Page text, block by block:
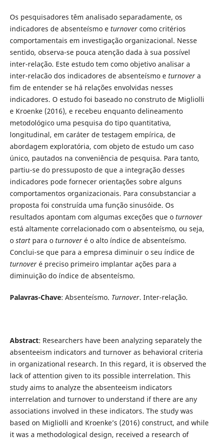
Os pesquisadores têm analisado separadamente, os
indicadores de absenteísmo e turnovercomo critérios
comportamentais em investigação organizacional. Nesse
sentido, observa-se pouca atenção dada à sua possível
inter-relação. Este estudo tem como objetivo analisar a
inter-relacão dos indicadores de absenteísmo e turnover a
fim de entender se há relações envolvidas nesses
indicadores. O estudo foi baseado no construto de Migliolli
e Kroenke (2016), e recebeu enquanto delineamento
metodológico uma pesquisa do tipo quantitativa,
longitudinal, em caráter de testagem empírica, de
abordagem exploratória, com objeto de estudo um caso
único, pautados na conveniência de pesquisa. Para tanto,
partiu-se do pressuposto de que a integração desses
indicadores pode fornecer orientações sobre alguns
comportamentos organizacionais. Para consubstanciar a
proposta foi construída uma função sinusóide. Os
resultados apontam com algumas exceções que o turnover
está altamente correlacionado com o absenteísmo, ou seja,
o startpara o turnoveré o alto índice de absenteísmo.
Conclui-se que para a empresa diminuir o seu índice de
turnoveré preciso primeiro implantar ações para a
diminuição do índice de absenteísmo.
Palavras-Chave: Absenteísmo. Turnover. Inter-relação.
Abstract: Researchers have been analyzing separately the
absenteeism indicators and turnover as behavioral criteria
in organizational research. In this regard, it is observed the
lack of attention given to its possible interrelation. This
study aims to analyze the absenteeism indicators
interrelation and turnover to understand if there are any
associations involved in these indicators. The study was
based on Migliolli and Kroenke’s (2016) construct, and while
it was a methodological design, received a research of